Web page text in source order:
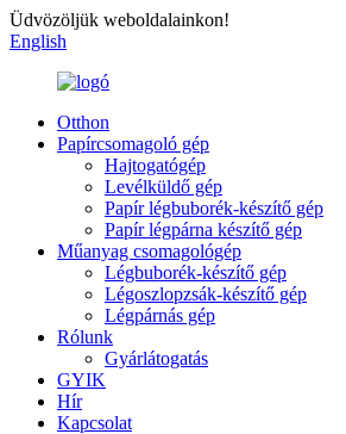
Üdvözöljük weboldalainkon!
English
Otthon
Papírcsomagoló gép
Hajtogatógép
Levélküldő gép
Papír légbuborék-készítő gép
Papír légpárna készítő gép
Műanyag csomagológép
Légbuborék-készítő gép
Légoszlopzsák-készítő gép
Légpárnás gép
Rólunk
Gyárlátogatás
GYIK
Hír
Kapcsolat